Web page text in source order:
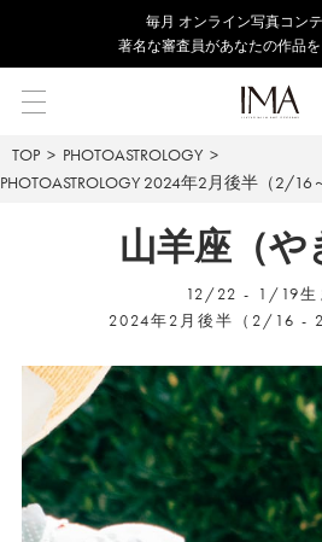
毎⽉ オンライン写真コン
著名な審査員があなたの作品
TOP
PHOTOASTROLOGY
PHOTOASTROLOGY 2024年2月後半（2/16
山羊座（や
12/22 - 1/19生
2024年2月後半（2/16 -